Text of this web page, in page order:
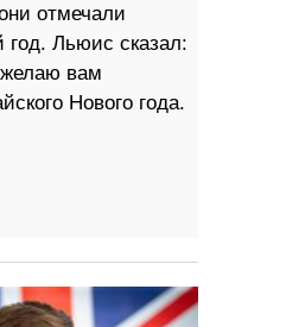
отмечали
год. Льюис сказал:
вам
Нового года.